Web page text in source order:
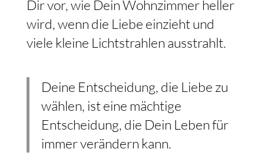
Dir vor, wie Dein Wohnzimmer heller
wird, wenn die Liebe einzieht und
viele kleine Lichtstrahlen ausstrahlt.
Deine Entscheidung, die Liebe zu
wählen, ist eine mächtige
Entscheidung, die Dein Leben für
immer verändern kann.